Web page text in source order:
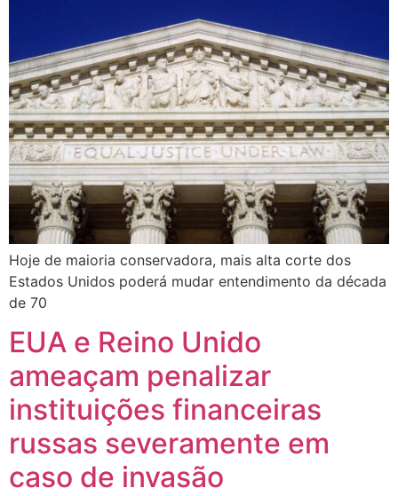
Hoje de maioria conservadora, mais alta corte dos
Estados Unidos poderá mudar entendimento da década
de 70
EUA e Reino Unido
ameaçam penalizar
instituições financeiras
russas severamente em
caso de invasão